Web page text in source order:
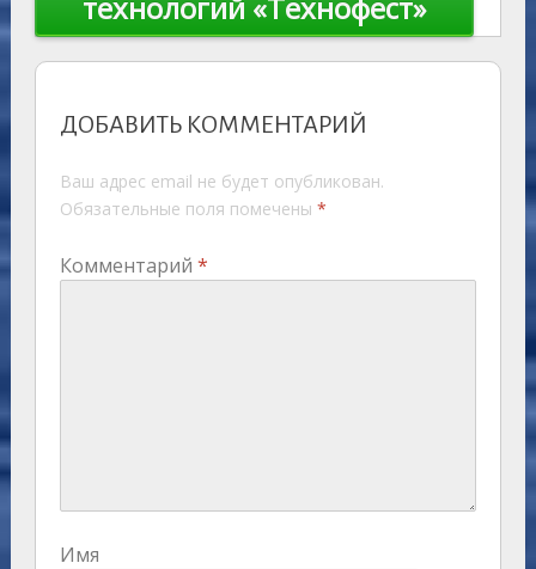
ДОБАВИТЬ КОММЕНТАРИЙ
Ваш адрес email не будет опубликован.
Обязательные поля помечены *
Комментарий *
Имя